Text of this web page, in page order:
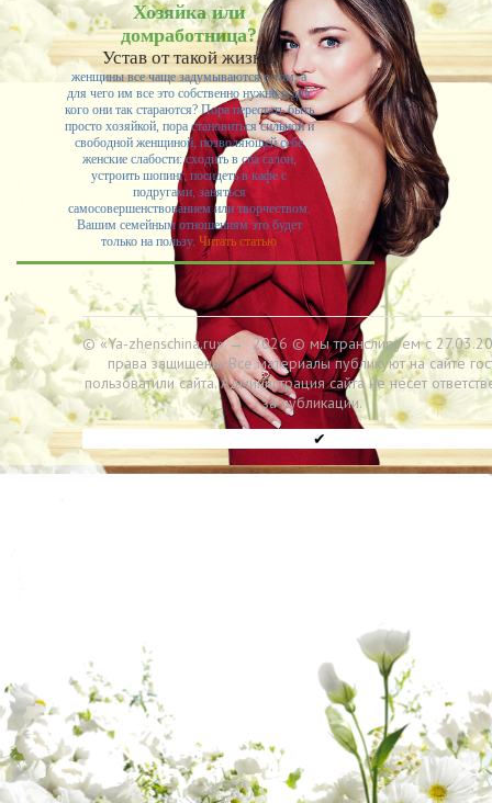
Хозяйка или
домработница?
Устав от такой жизни,
женщины все чаще задумываются о том, а
для чего им все это собственно нужно и для
кого они так стараются? Пора перестать быть
просто хозяйкой, пора становиться сильной и
свободной женщиной, позволяющей себе
женские слабости: сходить в спа салон,
устроить шопинг, посидеть в кафе с
подругами, заняться
самосовершенствованием или творчеством.
Вашим семейным отношениям это будет
только на пользу. Читать статью
© «Ya-zhenschina.ru»→ 2026 © мы транслируем с
права защищены. Все материалы публикуют на сайте
пользоватили сайта. Администрация сайта не несет
за публикации.
✔